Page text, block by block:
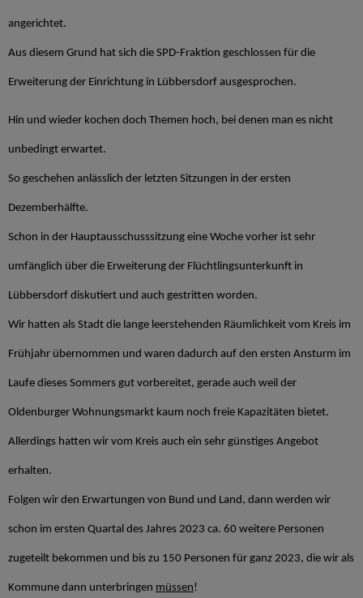
angerichtet.
Aus diesem Grund hat sich die SPD-Fraktion geschlossen für die
Erweiterung der Einrichtung in Lübbersdorf ausgesprochen.
Hin und wieder kochen doch Themen hoch, bei denen man es nicht
unbedingt erwartet.
So geschehen anlässlich der letzten Sitzungen in der ersten
Dezemberhälfte.
Schon in der Hauptausschusssitzung eine Woche vorher ist sehr
umfänglich über die Erweiterung der Flüchtlingsunterkunft in
Lübbersdorf diskutiert und auch gestritten worden.
Wir hatten als Stadt die lange leerstehenden Räumlichkeit vom Kreis im
Frühjahr übernommen und waren dadurch auf den ersten Ansturm im
Laufe dieses Sommers gut vorbereitet, gerade auch weil der
Oldenburger Wohnungsmarkt kaum noch freie Kapazitäten bietet.
Allerdings hatten wir vom Kreis auch ein sehr günstiges Angebot
erhalten.
Folgen wir den Erwartungen von Bund und Land, dann werden wir
schon im ersten Quartal des Jahres 2023 ca. 60 weitere Personen
zugeteilt bekommen und bis zu 150 Personen für ganz 2023, die wir als
Kommune dann unterbringen müssen!